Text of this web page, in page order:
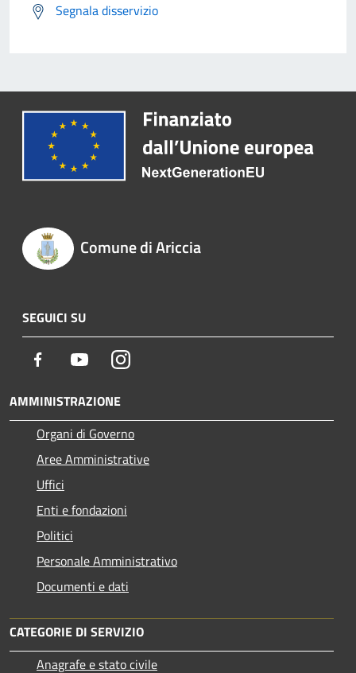
Segnala disservizio
Comune di Ariccia
SEGUICI SU
Facebook YoutubeInstagram
AMMINISTRAZIONE
Organi di Governo
Aree Amministrative
Uffici
Enti e fondazioni
Politici
Personale Amministrativo
Documenti e dati
CATEGORIE DI SERVIZIO
Anagrafe e stato civile